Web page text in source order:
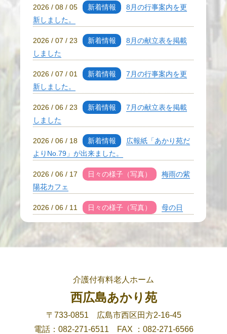
2026 / 08 / 05 新着情報
8月の行事案内を更
新しました。
2026 / 07 / 23 新着情報
8月の献立表を掲載
しました
2026 / 07 / 01 新着情報
7月の行事案内を更
新しました。
2026 / 06 / 23 新着情報
7月の献立表を掲載
しました
2026 / 06 / 18 新着情報
広報紙「あかり苑だ
よりNo.79」が出来ました。
2026 / 06 / 17 日々の様子（写真）
梅雨の紫
陽花カフェ
2026 / 06 / 11 日々の様子（写真） 母の日
介護付有料老人ホーム
西広島あかり苑
〒733-0851 広島市西区田方2-16-45
電話：082-271-6511 FAX ：082-271-6566